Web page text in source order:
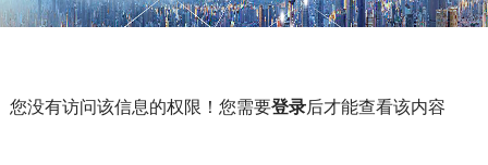
您没有访问该信息的权限！您需要登录后才能查看该内容